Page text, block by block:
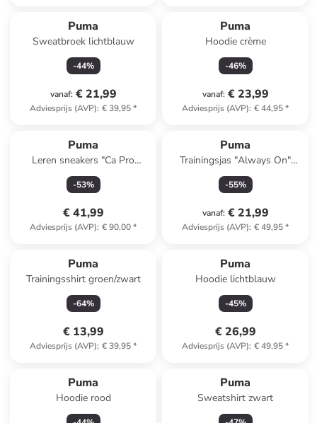
Puma
Sweatbroek lichtblauw
-44%
vanaf: € 21,99
Adviesprijs (AVP): € 39,95*
Puma
Hoodie crème
-46%
vanaf: € 23,99
Adviesprijs (AVP): € 44,95*
Puma
Leren sneakers "Ca Pro
Classi" beige/rood
-53%
€ 41,99
Adviesprijs (AVP): € 90,00*
Puma
Trainingsjas "Always On"
lichtroze/bordeaux
-55%
vanaf: € 21,99
Adviesprijs (AVP): € 49,95*
Puma
Trainingsshirt groen/zwart
-64%
€ 13,99
Adviesprijs (AVP): € 39,95*
Puma
Hoodie lichtblauw
-45%
€ 26,99
Adviesprijs (AVP): € 49,95*
Puma
Hoodie rood
Puma
Sweatshirt zwart